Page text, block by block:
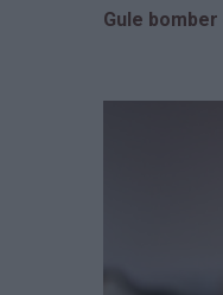
Gule bomber